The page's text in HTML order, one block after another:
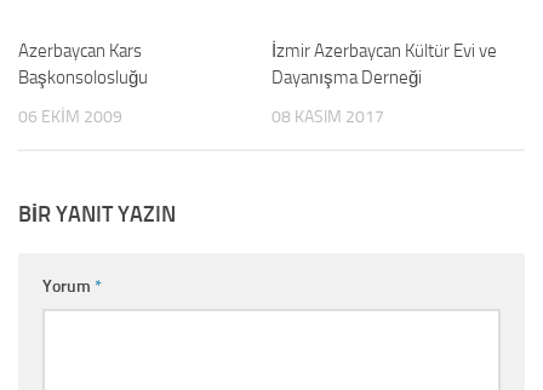
Azerbaycan Kars
Başkonsolosluğu
06 EKIM 2009
İzmir Azerbaycan Kültür Evi ve
Dayanışma Derneği
08 KASIM 2017
BIR YANIT YAZIN
Yorum *